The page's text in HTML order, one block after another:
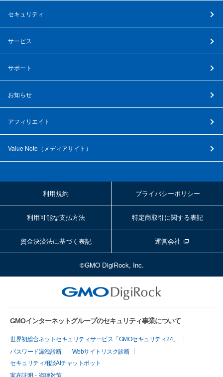
セキュリティ
サービス
サポート
お知らせ
アフィリエイト
Value Note（ メディアサイト ）
利用規約 プライバシーポリシー
利用可能な支払方法 特定商取引に関する表記
資金決済法に基づく表記 運営会社
©GMO DigiRock, Inc.
GMOインターネットグループのセキュリティ事業について
世界初総合ネットセキュリティサービス「GMOセキュリティ24」
パスワード漏洩診断
Webサイトリスク診断
セキュリティ相談AIチャットボット
実在証明・盗聴対策